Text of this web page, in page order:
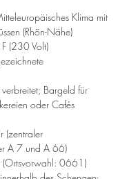
Klima mit
(Rhön-Nähe)
(230 Volt)
Bargeld für
oder Cafés
(zentraler
A 7 und A 66)
0661)